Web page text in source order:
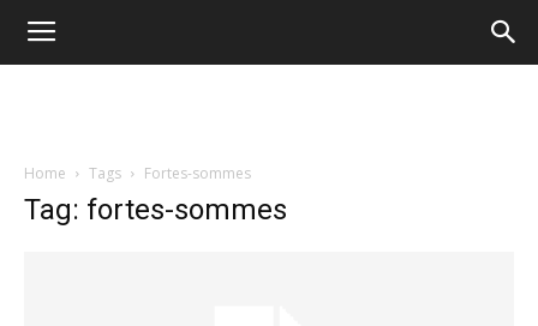
Home Tags Fortes-sommes
Tag: fortes-sommes